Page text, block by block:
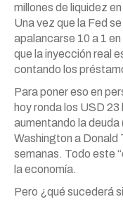
millones de liquidez
Una vez que la Fed
apalancarse 10 a 1
que la inyección real
contando los
Para poner eso en
hoy ronda los USD
aumentando la
Washington a Donald
semanas. Todo este
la economía.
Pero ¿qué sucederá